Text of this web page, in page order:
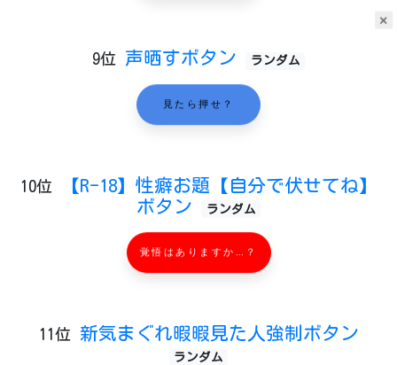
×
9位 声晒すボタン ランダム
見たら押せ？
10位
【R-18】性癖お題【自分で伏せてね】
ボタン
ランダム
覚悟はありますか…？
11位 新気まぐれ暇暇見た人強制ボタン
ランダム